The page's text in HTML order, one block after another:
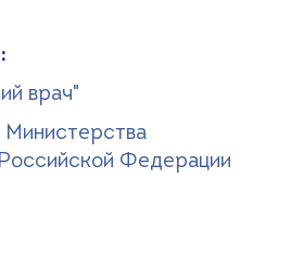
врач"
Министерства
Федерации